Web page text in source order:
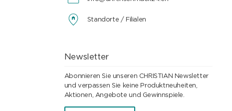
Standorte / Filialen
Newsletter
Abonnieren Sie unseren CHRISTIAN Newsletter
und verpassen Sie keine Produktneuheiten,
Aktionen, Angebote und Gewinnspiele.